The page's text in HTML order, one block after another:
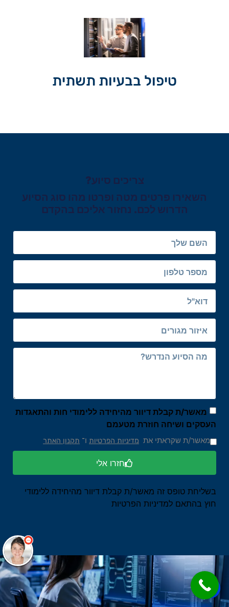
טיפול בבעיות תשתית
צריכים סיוע?
השאירו פרטים מטה ופרטו מהו סוג הסיוע
הדרוש לכם. נחזור אליכם בהקדם
מאשר/ת קבלת דיוור מהיחידה ללימודי חות והתאגדות
העסקים ושיחה חוזרת מטעמם
מאשר/ת שקראתי את מדיניות הפרטיות ו־ תקנון האתר
חזרו אלי
בשליחת טופס זה מאשר/ת קבלת דיוור מהיחידה ללימודי
חוץ בהתאם למדיניות הפרטיות